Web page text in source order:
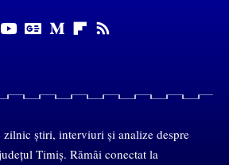
zilnic știri, interviuri și analize despre
Timiș. Rămâi conectat la